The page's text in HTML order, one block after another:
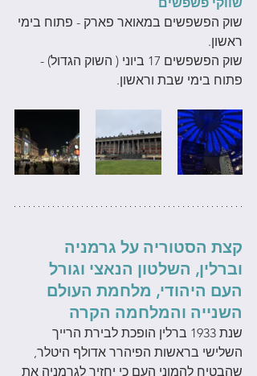
שוק הפשפשים במאואר פארק - פתוח בימי
ראשון.
שוק הפשפשים 17 ביוני ( השוק הגדול) -
פתוח בימי שבת וראשון.
קצת הסטוריה על גרמניה
וברלין, השלטון הנאצי וגורל
העם היהודי, מלחמת העולם
השנייה והמלחמה הקרה
שנת 1933 ברלין הופכת לבירת הרייך
השלישי בראשות הפיהרר אדולף היטלר,
שהבטיח להמוני העם כי יחזיר לגרמניה את